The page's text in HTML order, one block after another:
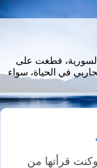
السورية، فطغت على
في الحياة، سواء
قرأتها من